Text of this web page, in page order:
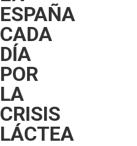
ESPAÑA
CADA
DÍA
POR
LA
CRISIS
LÁCTEA